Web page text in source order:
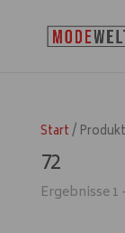
Start/
72
Ergebnisse